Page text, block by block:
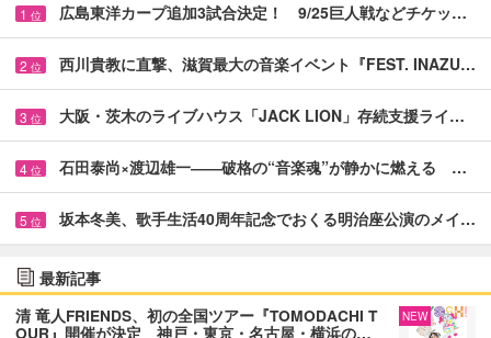
1 位 広島東洋カープ追加3試合決定！ 9/25巨人戦などチケッ…
2 位 西川貴教に直撃、滋賀最大の音楽イベント『FEST. INAZU…
3 位 大阪・茨木のライブハウス「JACK LION」存続支援ライ…
4 位 石田泰尚×渡辺雄一――破格の“音楽魂”が静かに燃える …
5 位 坂本冬美、歌手生活40周年記念でおくる明治座公演のメイ…
最新記事
清 竜人FRIENDS、初の全国ツアー『TOMODACHI T
OUR』開催が決定 神戸・東京・名古屋・横浜の…
NEW